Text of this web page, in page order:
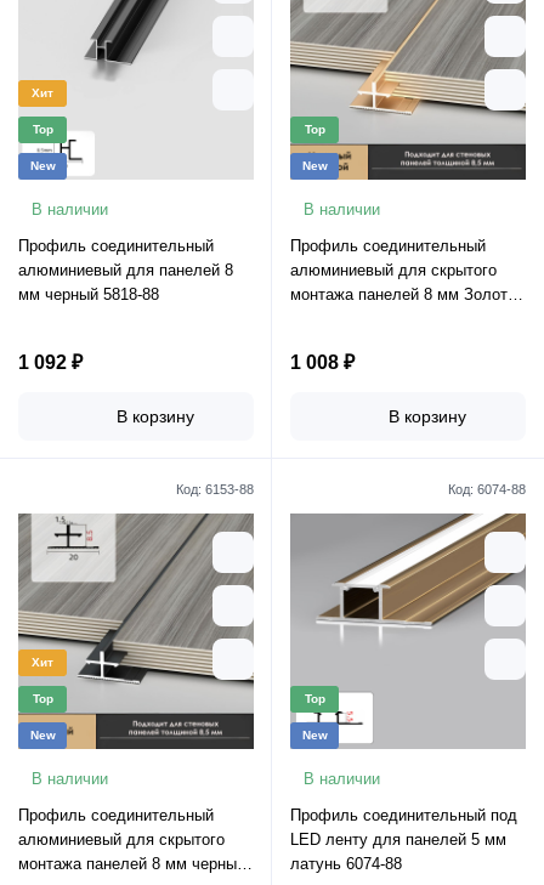
Хит
Top
New
В наличии
Профиль соединительный
алюминиевый для панелей 8
мм черный 5818-88
1 092 ₽
В корзину
Top
New
В наличии
Профиль соединительный
алюминиевый для скрытого
монтажа панелей 8 мм Золотой
1 008 ₽
В корзину
Код: 6153-88
Хит
Top
New
В наличии
Профиль соединительный
алюминиевый для скрытого
монтажа панелей 8 мм черный
Код: 6074-88
Top
New
В наличии
Профиль соединительный под
LED ленту для панелей 5 мм
латунь 6074-88